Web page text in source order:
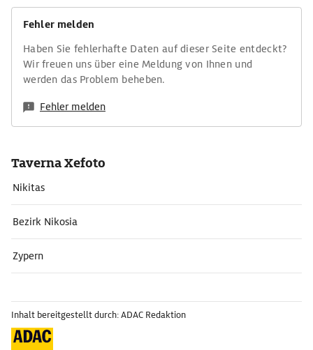
Fehler melden
Haben Sie fehlerhafte Daten auf dieser Seite entdeckt?
Wir freuen uns über eine Meldung von Ihnen und
werden das Problem beheben.
Fehler melden
Taverna Xefoto
Nikitas
Bezirk Nikosia
Zypern
Inhalt bereitgestellt durch: ADAC Redaktion